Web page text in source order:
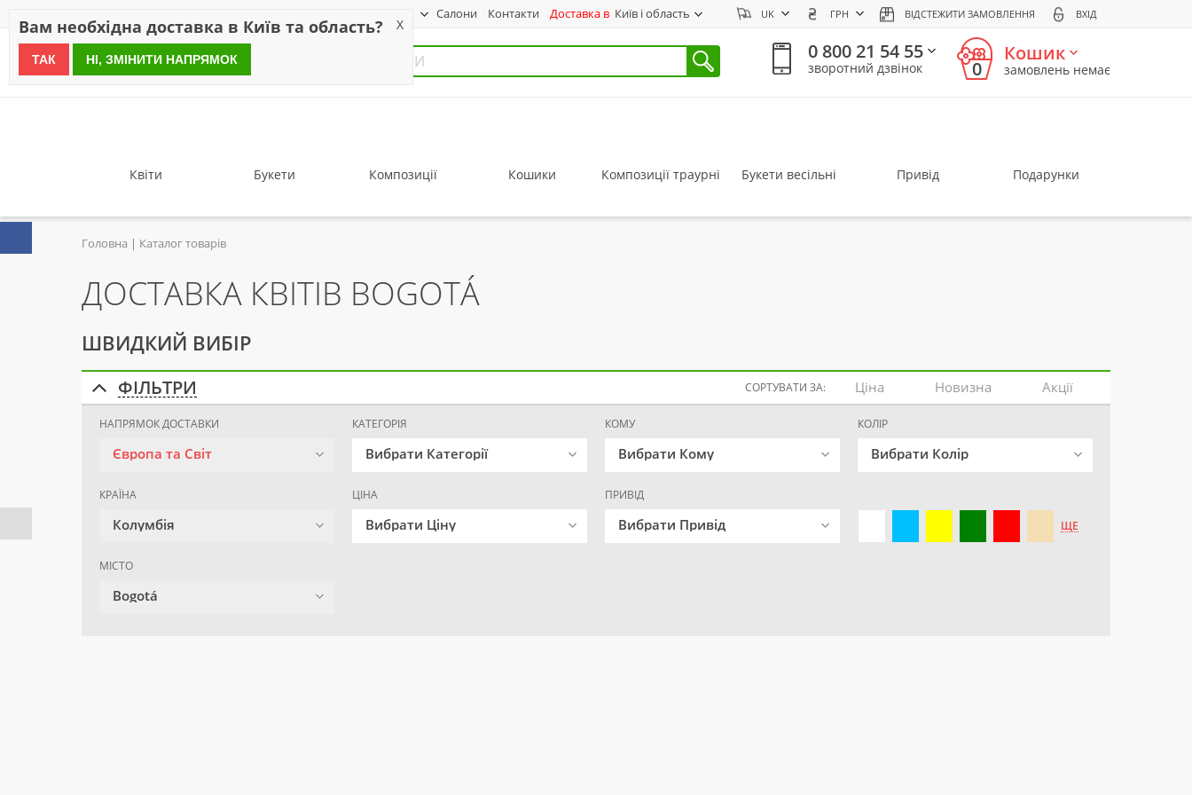
Салони Контакти Доставка в Київ і область UK ГРН ВІДСТЕЖИТИ ЗАМОВЛЕННЯ ВХІД
since 1999
0 800 21 54 55
зворотний дзвінок 0
Кошик
замовлень немає
Квіти Букети Композиції Кошики Композиції траурні Букети весільні Привід Подарунки
Головна Каталог товарів
ДОСТАВКА КВІТІВ BOGOTÁ
ШВИДКИЙ ВИБІР
ФІЛЬТРИ СОРТУВАТИ ЗА: Ціна Новизна Акції
НАПРЯМОК ДОСТАВКИ
Європа та Світ
КАТЕГОРІЯ
Вибрати Категорії
КОМУ
Вибрати Кому
КОЛІР
Вибрати Колір
КРАЇНА
Колумбія
МІСТО
Bogotá
ЦІНА
Вибрати Ціну
ПРИВІД
Вибрати Привід ЩЕ
Вам необхідна доставка в Київ та область? X
ТАК НІ, ЗМІНИТИ НАПРЯМОК